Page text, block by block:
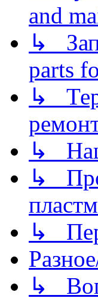
and
↳
parts
↳
↳
↳
↳
↳